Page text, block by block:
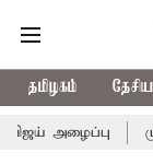
தமிழகம்
முன்னாள்